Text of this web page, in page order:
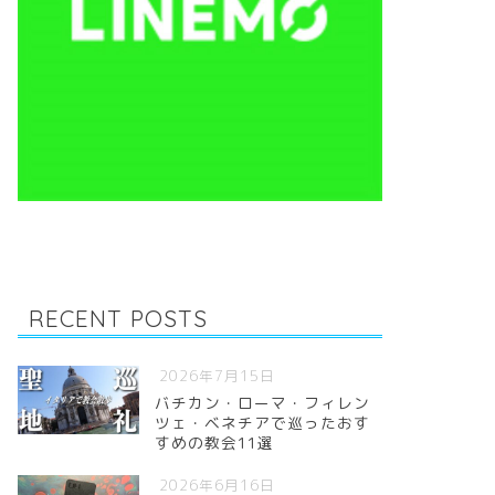
RECENT POSTS
2026年7月15日
バチカン・ローマ・フィレン
ツェ・ベネチアで巡ったおす
すめの教会11選
2026年6月16日